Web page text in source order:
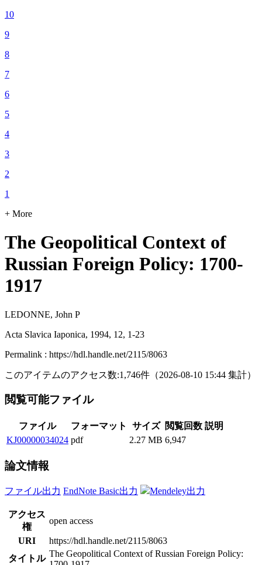
10
9
8
7
6
5
4
3
2
1
+ More
The Geopolitical Context of
Russian Foreign Policy: 1700-
1917
LEDONNE, John P
Acta Slavica Iaponica, 1994, 12, 1-23
Permalink : https://hdl.handle.net/2115/8063
このアイテムのアクセス数:1,746件 （2026-08-10 15:44 集計）
閲覧可能ファイル
ファイル フォーマット サイズ 閲覧回数 説明
KJ00000034024 pdf 2.27 MB 6,947
論文情報
ファイル出力 EndNote Basic出力 Mendeley出力
アクセス
権
open access
URI
https://hdl.handle.net/2115/8063
タイトル The Geopolitical Context of Russian Foreign Policy: